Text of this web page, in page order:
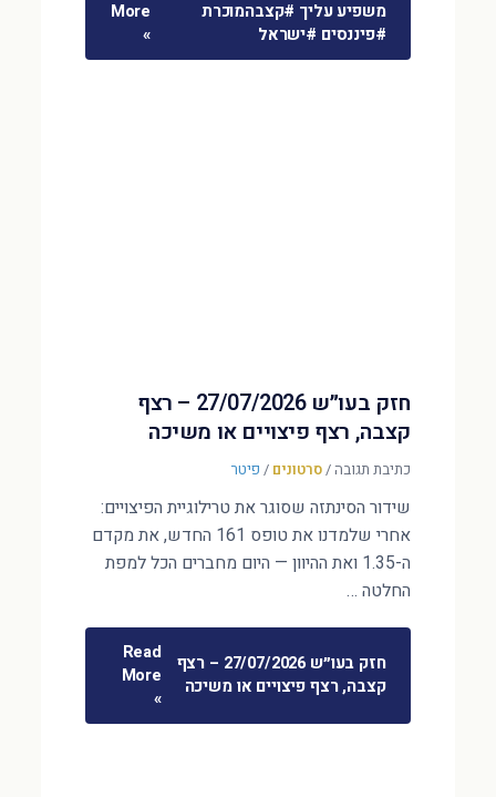
משפיע עליך #קצבהמוכרת
#פיננסים #ישראל
More
»
חזק בעו״ש 27/07/2026 – רצף
קצבה, רצף פיצויים או משיכה
כתיבת תגובה/סרטונים / פיטר
שידור הסינתזה שסוגר את טרילוגיית הפיצויים:
אחרי שלמדנו את טופס 161 החדש, את מקדם
ה-1.35 ואת ההיוון — היום מחברים הכל למפת
החלטה …
חזק בעו״ש 27/07/2026 – רצף
קצבה, רצף פיצויים או משיכה
Read
More
»